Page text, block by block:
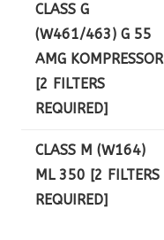
CLASS G
(W461/463) G 55
AMG KOMPRESSOR
[2 FILTERS
REQUIRED]
CLASS M (W164)
ML 350 [2 FILTERS
REQUIRED]